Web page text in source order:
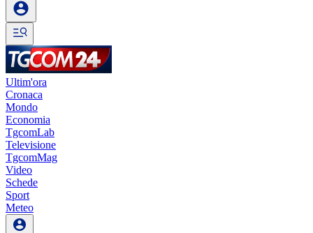
Ultim'ora
Cronaca
Mondo
Economia
TgcomLab
Televisione
TgcomMag
Video
Schede
Sport
Meteo